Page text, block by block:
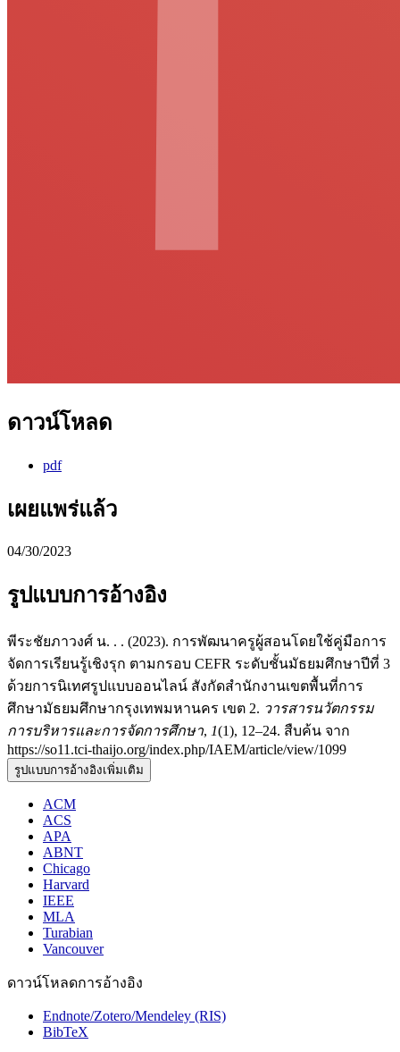
ดาวน์โหลด
pdf
เผยแพร่แล้ว
04/30/2023
รูปแบบการอ้างอิง
พีระชัยภาวงศ์ น. . . (2023). การพัฒนาครูผู้สอนโดยใช้คู่มือการ
จัดการเรียนรู้เชิงรุก ตามกรอบ CEFR ระดับชั้นมัธยมศึกษาปีที่ 3
ด้วยการนิเทศรูปแบบออนไลน์ สังกัดสำนักงานเขตพื้นที่การ
ศึกษามัธยมศึกษากรุงเทพมหานคร เขต 2. วารสารนวัตกรรม
การบริหารและการจัดการศึกษา, 1(1), 12–24. สืบค้น จาก
https://so11.tci-thaijo.org/index.php/IAEM/article/view/1099
รูปแบบการอ้างอิงเพิ่มเติม
ACM
ACS
APA
ABNT
Chicago
Harvard
IEEE
MLA
Turabian
Vancouver
ดาวน์โหลดการอ้างอิง
Endnote/Zotero/Mendeley (RIS)
BibTeX